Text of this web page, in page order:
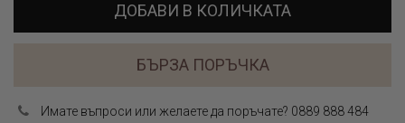
ДОБАВИ В КОЛИЧКАТА
БЪРЗА ПОРЪЧКА
Имате въпроси или желаете да поръчате? 0889 888 484